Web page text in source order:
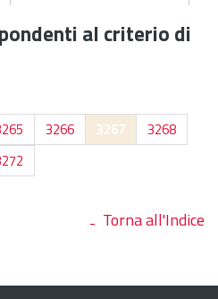
al criterio di
3266 3267
3268
Torna all'Indice